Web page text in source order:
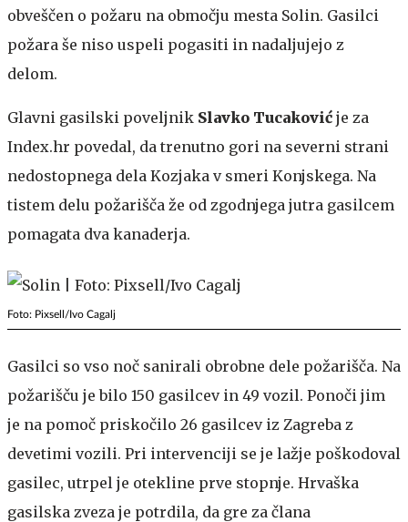
obveščen o požaru na območju mesta Solin. Gasilci
požara še niso uspeli pogasiti in nadaljujejo z
delom.
Glavni gasilski poveljnik Slavko Tucaković je za
Index.hr povedal, da trenutno gori na severni strani
nedostopnega dela Kozjaka v smeri Konjskega. Na
tistem delu požarišča že od zgodnjega jutra gasilcem
pomagata dva kanaderja.
Foto: Pixsell/Ivo Cagalj
Gasilci so vso noč sanirali obrobne dele požarišča. Na
požarišču je bilo 150 gasilcev in 49 vozil. Ponoči jim
je na pomoč priskočilo 26 gasilcev iz Zagreba z
devetimi vozili. Pri intervenciji se je lažje poškodoval
gasilec, utrpel je otekline prve stopnje. Hrvaška
gasilska zveza je potrdila, da gre za člana